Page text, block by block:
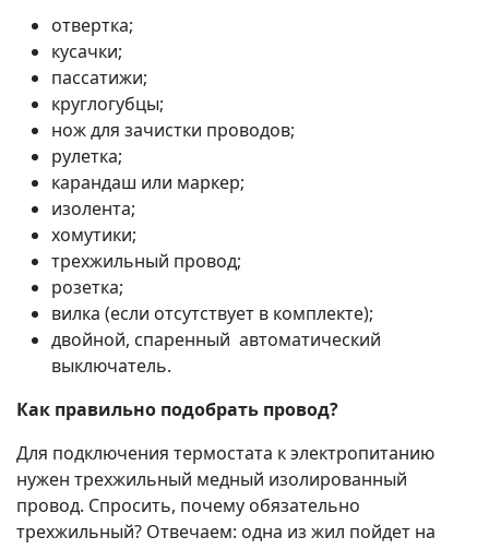
отвертка;
кусачки;
пассатижи;
круглогубцы;
нож для зачистки проводов;
рулетка;
карандаш или маркер;
изолента;
хомутики;
трехжильный провод;
розетка;
вилка (если отсутствует в комплекте);
двойной, спаренный автоматический
выключатель.
Как правильно подобрать провод?
Для подключения термостата к электропитанию
нужен трехжильный медный изолированный
провод. Спросить, почему обязательно
трехжильный? Отвечаем: одна из жил пойдет на